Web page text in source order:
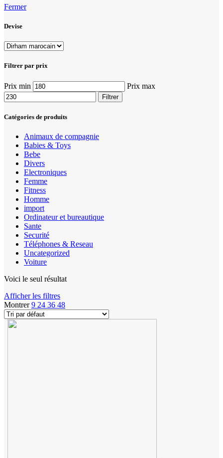
Fermer
Devise
Filtrer par prix
Prix min Prix max
Filtrer
Catégories de produits
Animaux de compagnie
Babies & Toys
Bebe
Divers
Electroniques
Femme
Fitness
Homme
import
Ordinateur et bureautique
Sante
Securité
Téléphones & Reseau
Uncategorized
Voiture
Voici le seul résultat
Afficher les filtres
Montrer9 24 36 48